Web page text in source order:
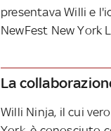
presentava Willi e
NewFest New York
La
Willi Ninja, il cui